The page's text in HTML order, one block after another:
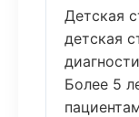
Детская
детская
Более 5